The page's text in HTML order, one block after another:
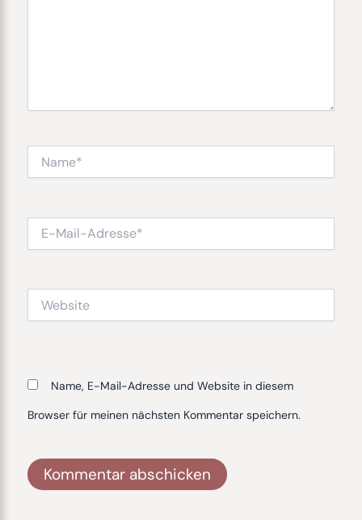
Mail-
Name, E-Mail-Adresse und Website in diesem
Browser für meinen nächsten Kommentar speichern.